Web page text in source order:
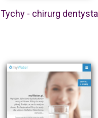
Tychy - chirurg dentysta